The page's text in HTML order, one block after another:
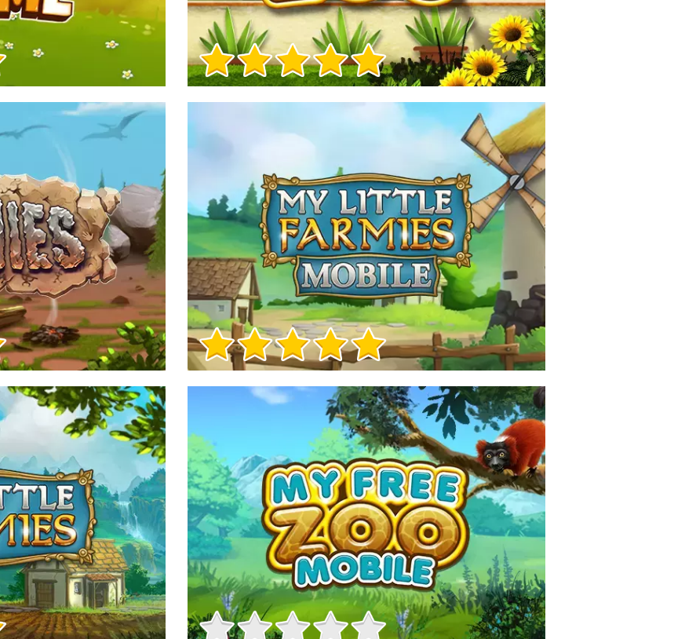
Info sul Gioco
Info sul Gioco
Info sul Gioco